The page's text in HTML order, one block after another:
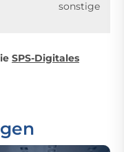
sonstige
SPS-Digitales